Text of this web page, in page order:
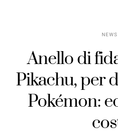
NEWS
Anello di
Pikachu, per
Pokémon: